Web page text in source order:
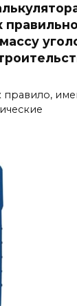
правильно
правило,